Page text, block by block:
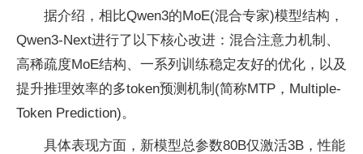
据介绍，相比Qwen3的MoE(混合专家)模型结构，
Qwen3-Next进行了以下核心改进：混合注意力机制、
高稀疏度MoE结构、一系列训练稳定友好的优化，以及
提升推理效率的多token预测机制(简称MTP，Multiple-
Token Prediction)。
具体表现方面，新模型总参数80B仅激活3B，性能